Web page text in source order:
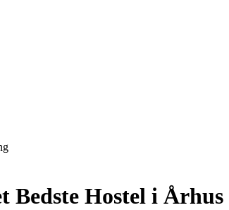
Bedste Hostel i Århus